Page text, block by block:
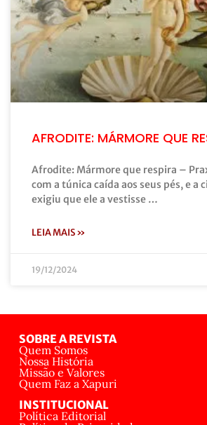
AFRODITE: MÁRMORE QUE
Afrodite: Mármore que respira –
com a túnica caída aos seus pés, e a
exigiu que ele a vestisse …
LEIA MAIS »
19/12/2024
SOBRE A REVISTA
Quem Somos
Nossa História
Missão e Valores
Quem Faz a Xapuri
INSTITUCIONAL
Política Editorial